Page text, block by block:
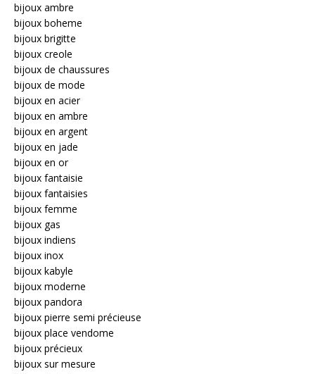
bijoux ambre
bijoux boheme
bijoux brigitte
bijoux creole
bijoux de chaussures
bijoux de mode
bijoux en acier
bijoux en ambre
bijoux en argent
bijoux en jade
bijoux en or
bijoux fantaisie
bijoux fantaisies
bijoux femme
bijoux gas
bijoux indiens
bijoux inox
bijoux kabyle
bijoux moderne
bijoux pandora
bijoux pierre semi précieuse
bijoux place vendome
bijoux précieux
bijoux sur mesure